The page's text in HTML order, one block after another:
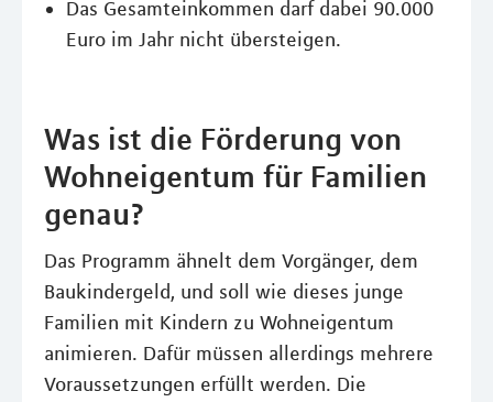
Das Gesamteinkommen darf dabei 90.000
Euro im Jahr nicht übersteigen.
Was ist die Förderung von
Wohneigentum für Familien
genau?
Das Programm ähnelt dem Vorgänger, dem
Baukindergeld, und soll wie dieses junge
Familien mit Kindern zu Wohneigentum
animieren. Dafür müssen allerdings mehrere
Voraussetzungen erfüllt werden. Die